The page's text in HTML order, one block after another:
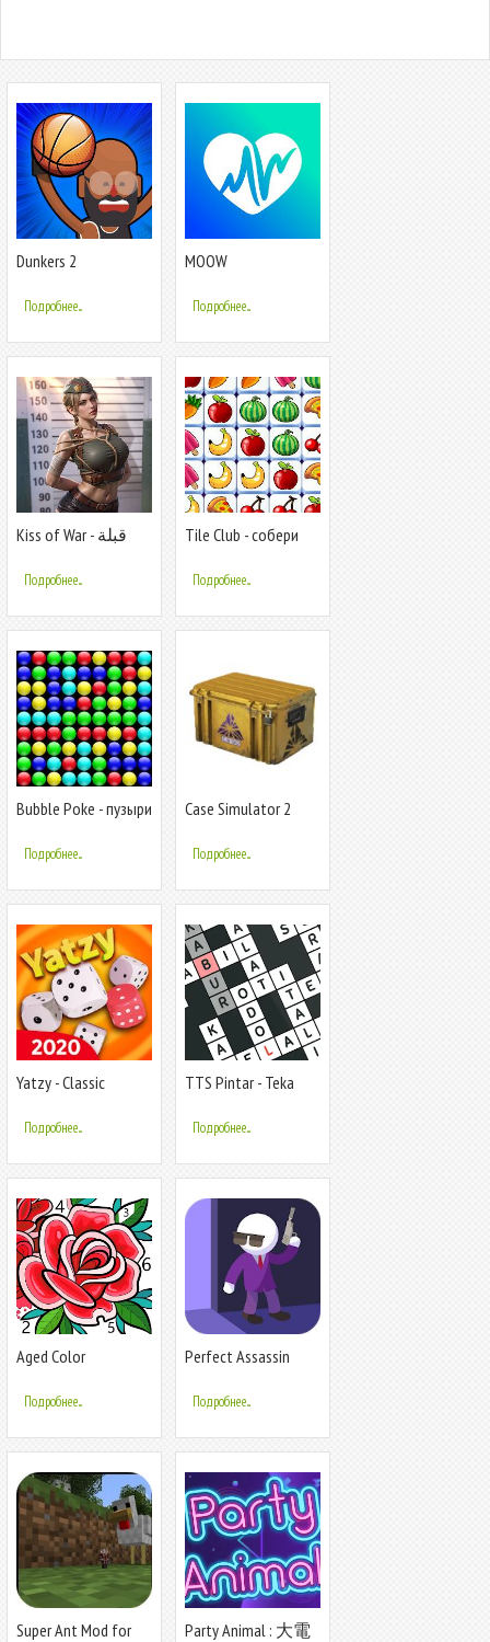
Dunkers 2
Подробнее...
MOOW
Подробнее...
Kiss of War - قبلة
Подробнее...
Tile Club - собери
Подробнее...
Bubble Poke - пузыри
Подробнее...
Case Simulator 2
Подробнее...
Yatzy - Classic
Подробнее...
TTS Pintar - Teka
Подробнее...
Aged Color
Подробнее...
Perfect Assassin
Подробнее...
Super Ant Mod for
Party Animal : 大電